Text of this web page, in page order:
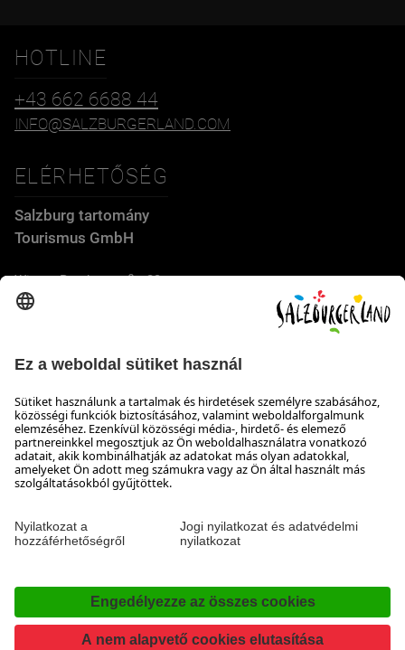
HOTLINE
+43 662 6688 44
INFO@SALZBURGERLAND.COM
ELÉRHETŐSÉG
Salzburg tartomány
Tourismus GmbH
Wiener Bundesstraße 23
5300 Hallwang
NYITVATARTÁS
Várjuk jelentkezését
Készséggel állunk rendelkezésére hétfőtől csütörtökig 8:00-
tól 17:30-ig, pénteken 8:00-tól 17:00-ig
Elérhetőség
Nyilatkozat a hozzáférhetőségről